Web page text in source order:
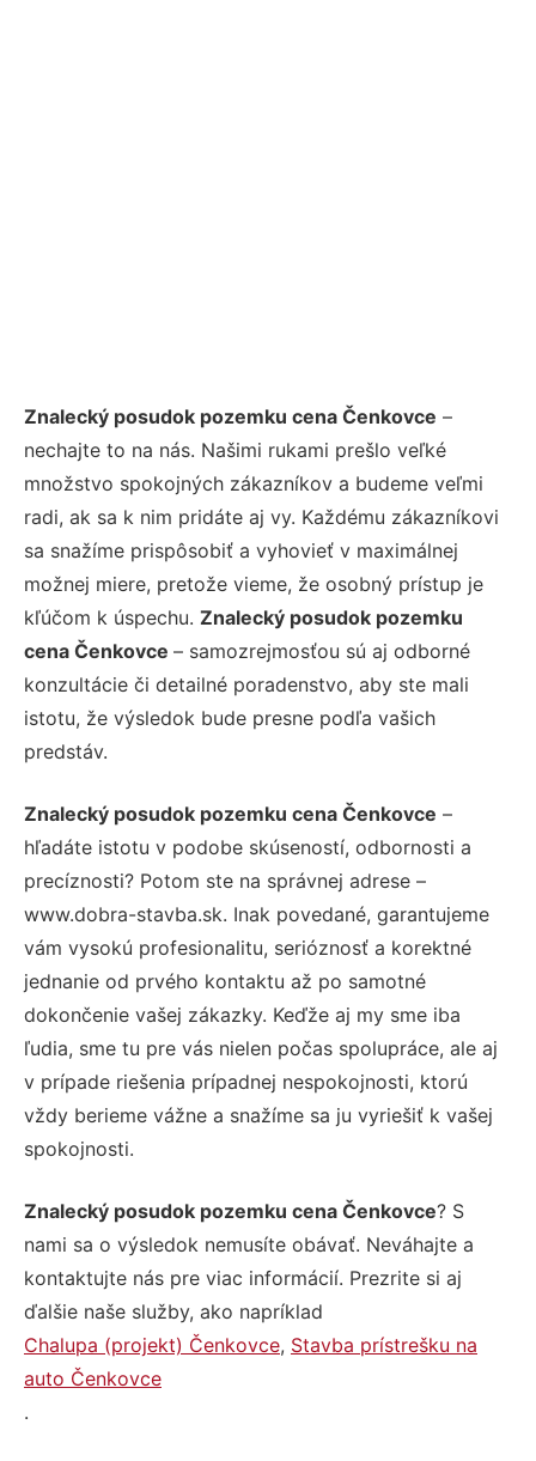
Znalecký posudok pozemku cena Čenkovce –
nechajte to na nás. Našimi rukami prešlo veľké
množstvo spokojných zákazníkov a budeme veľmi
radi, ak sa k nim pridáte aj vy. Každému zákazníkovi
sa snažíme prispôsobiť a vyhovieť v maximálnej
možnej miere, pretože vieme, že osobný prístup je
kľúčom k úspechu. Znalecký posudok pozemku
cena Čenkovce – samozrejmosťou sú aj odborné
konzultácie či detailné poradenstvo, aby ste mali
istotu, že výsledok bude presne podľa vašich
predstáv.
Znalecký posudok pozemku cena Čenkovce –
hľadáte istotu v podobe skúseností, odbornosti a
precíznosti? Potom ste na správnej adrese –
www.dobra-stavba.sk. Inak povedané, garantujeme
vám vysokú profesionalitu, serióznosť a korektné
jednanie od prvého kontaktu až po samotné
dokončenie vašej zákazky. Keďže aj my sme iba
ľudia, sme tu pre vás nielen počas spolupráce, ale aj
v prípade riešenia prípadnej nespokojnosti, ktorú
vždy berieme vážne a snažíme sa ju vyriešiť k vašej
spokojnosti.
Znalecký posudok pozemku cena Čenkovce? S
nami sa o výsledok nemusíte obávať. Neváhajte a
kontaktujte nás pre viac informácií. Prezrite si aj
ďalšie naše služby, ako napríklad
Chalupa (projekt) Čenkovce, Stavba prístrešku na
auto Čenkovce
.